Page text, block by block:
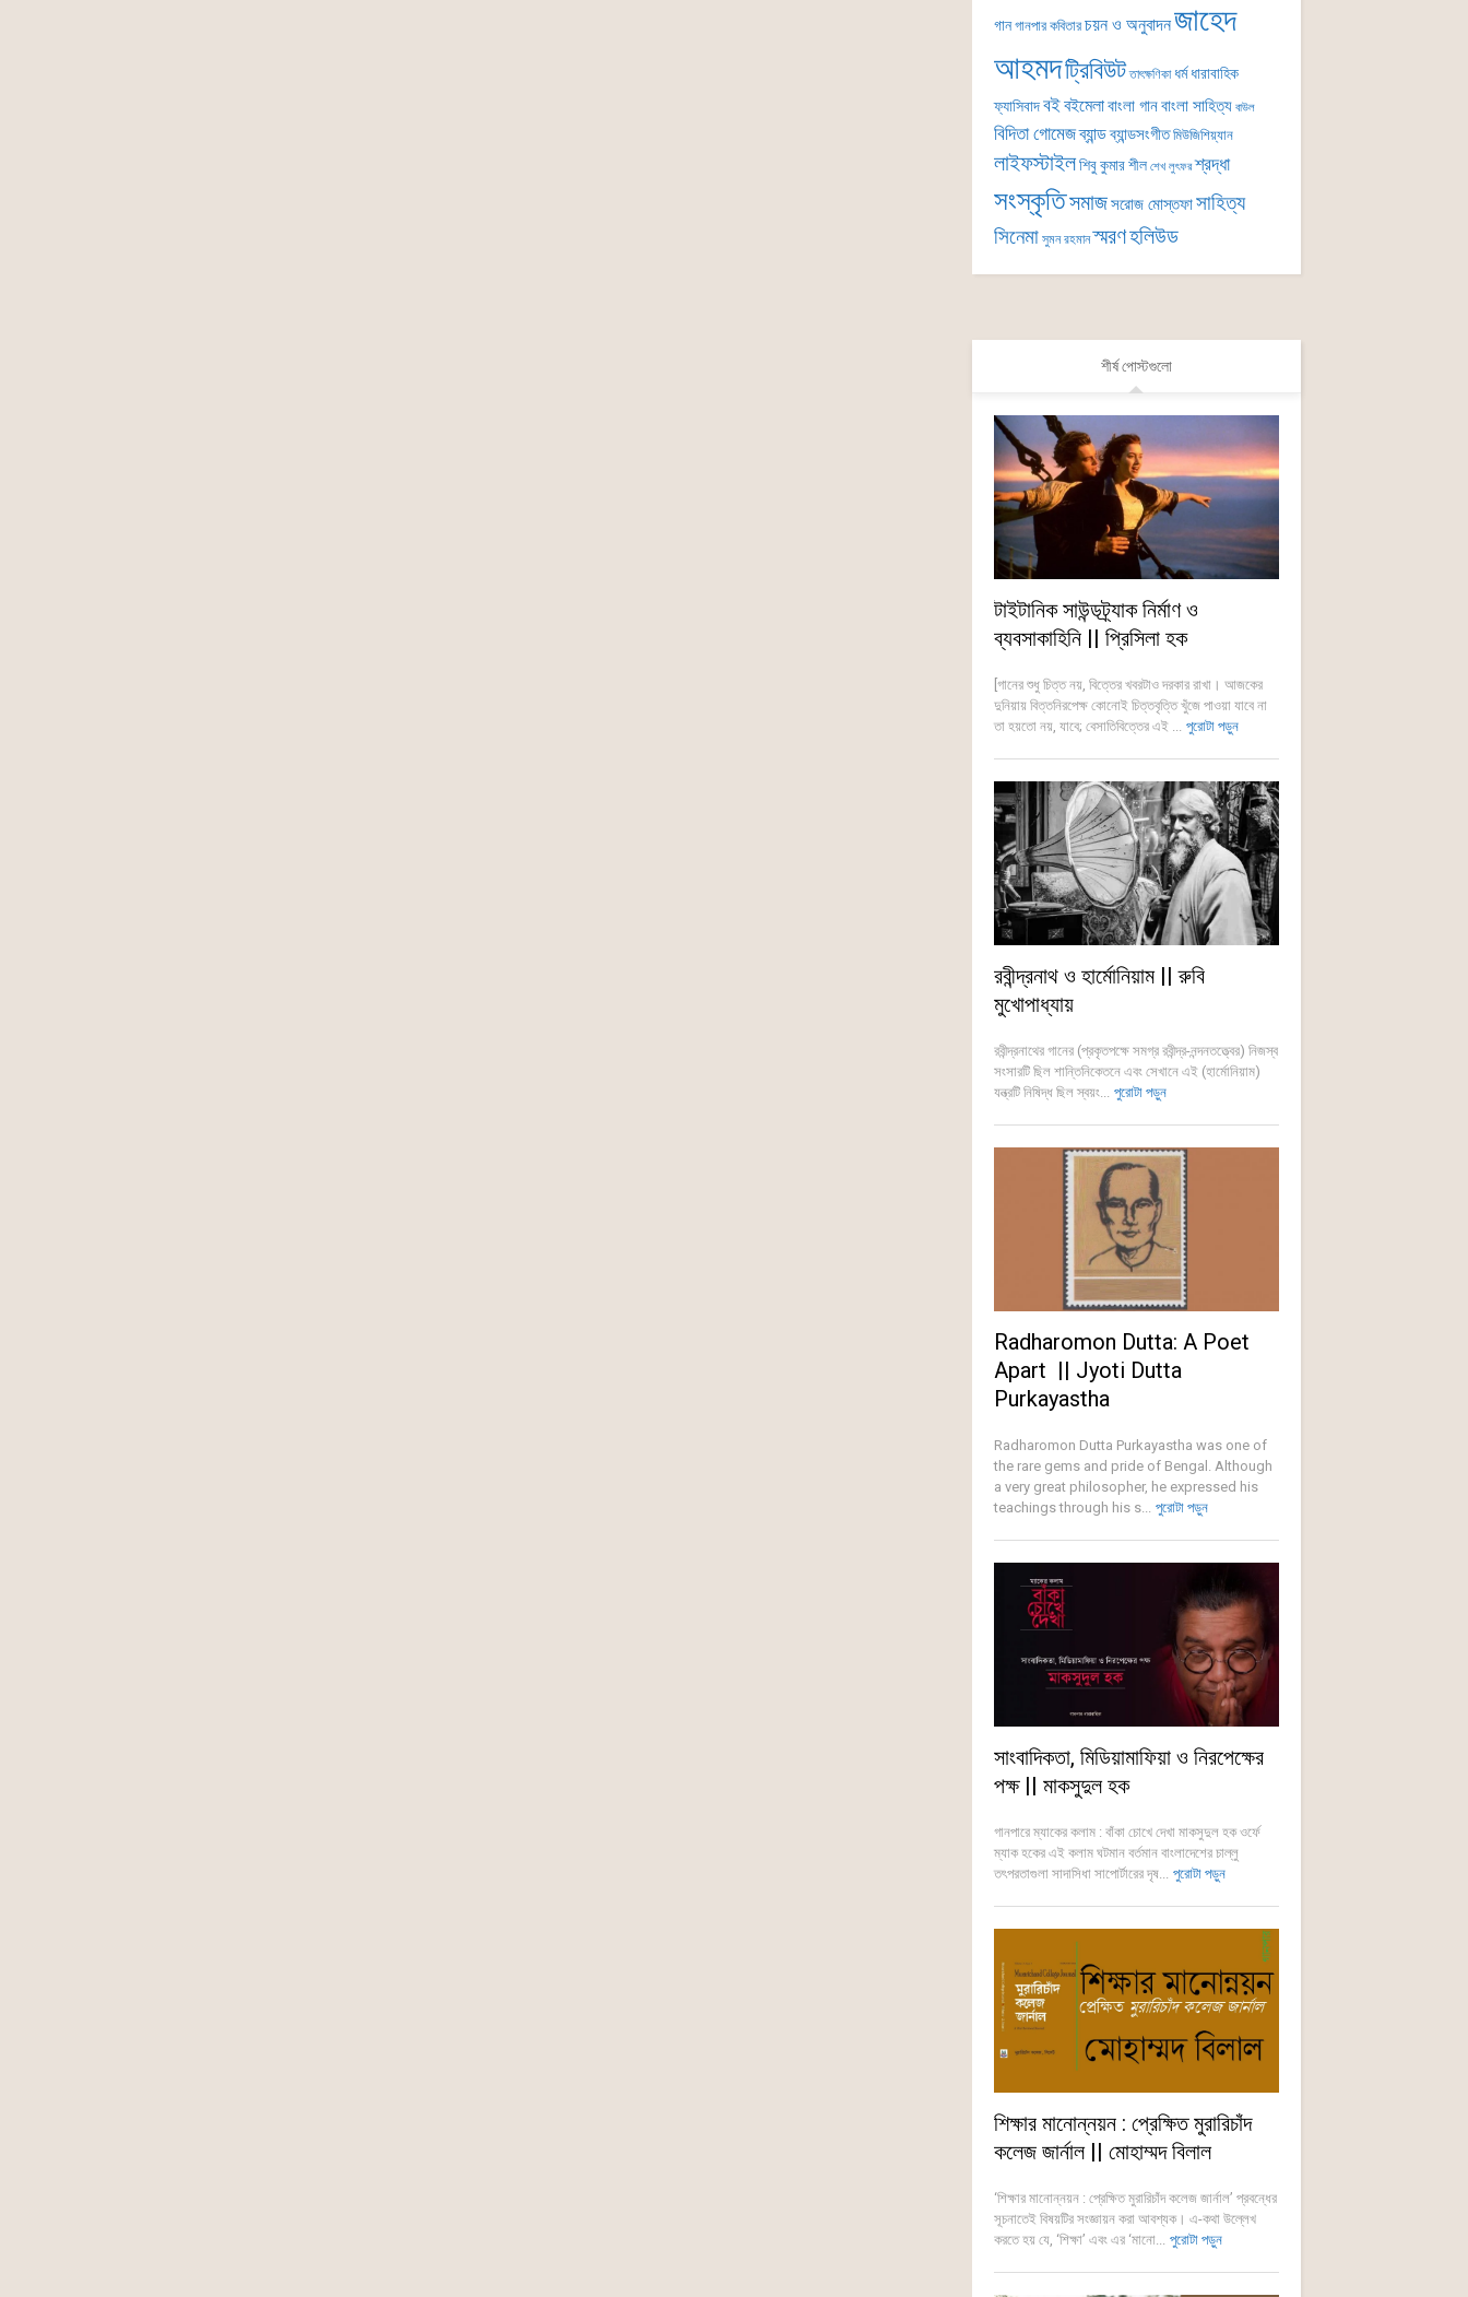
গান গানপার কবিতার চয়ন ও অনুবাদনজাহেদ
আহমদট্রিবিউট তাৎক্ষণিকা ধর্ম ধারাবাহিক
ফ্যাসিবাদবইবইমেলাবাংলা গানবাংলা সাহিত্য বাউল
বিদিতা গোমেজব্যান্ডব্যান্ডসংগীত মিউজিশিয়্যান
লাইফস্টাইলশিবু কুমার শীল শেখ লুৎফর শ্রদ্ধা
সংস্কৃতিসমাজসরোজ মোস্তফাসাহিত্য
সিনেমা সুমন রহমান স্মরণহলিউড
শীর্ষ পোস্টগুলো
টাইটানিক সাউন্ডট্র্যাক নির্মাণ ও
ব্যবসাকাহিনি || প্রিসিলা হক
[গানের শুধু চিত্ত নয়, বিত্তের খবরটাও দরকার রাখা। আজকের
দুনিয়ায় বিত্তনিরপেক্ষ কোনোই চিত্তবৃত্তি খুঁজে পাওয়া যাবে না
তা হয়তো নয়, যাবে; বেসাতিবিত্তের এই ... পুরোটা পড়ুন
রবীন্দ্রনাথ ও হার্মোনিয়াম || রুবি
মুখোপাধ্যায়
রবীন্দ্রনাথের গানের (প্রকৃতপক্ষে সমগ্র রবীন্দ্র-নন্দনতত্ত্বের) নিজস্ব
সংসারটি ছিল শান্তিনিকেতনে এবং সেখানে এই (হার্মোনিয়াম)
যন্ত্রটি নিষিদ্ধ ছিল স্বয়ং... পুরোটা পড়ুন
Radharomon Dutta: A Poet
Apart || Jyoti Dutta
Purkayastha
Radharomon Dutta Purkayastha was one of
the rare gems and pride of Bengal. Although
a very great philosopher, he expressed his
teachings through his s... পুরোটা পড়ুন
সাংবাদিকতা, মিডিয়ামাফিয়া ও নিরপেক্ষের
পক্ষ || মাকসুদুল হক
গানপারে ম্যাকের কলাম : বাঁকা চোখে দেখা মাকসুদুল হক ওর্ফে
ম্যাক হকের এই কলাম ঘটমান বর্তমান বাংলাদেশের চাল্লু
তৎপরতাগুলা সাদাসিধা সাপোর্টারের দৃষ... পুরোটা পড়ুন
শিক্ষার মানোন্নয়ন : প্রেক্ষিত মুরারিচাঁদ
কলেজ জার্নাল || মোহাম্মদ বিলাল
‘শিক্ষার মানোন্নয়ন : প্রেক্ষিত মুরারিচাঁদ কলেজ জার্নাল’ প্রবন্ধের
সূচনাতেই বিষয়টির সংজ্ঞায়ন করা আবশ্যক। এ-কথা উল্লেখ
করতে হয় যে, ‘শিক্ষা’ এবং এর ‘মানো... পুরোটা পড়ুন